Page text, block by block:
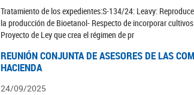
Tratamiento de los expedientes:S-134/24: Leavy:
la producción de Bioetanol- Respecto de incorporar
Proyecto de Ley que crea el régimen de pr
REUNIÓN CONJUNTA DE ASESORES DE LAS
HACIENDA
24/09/2025